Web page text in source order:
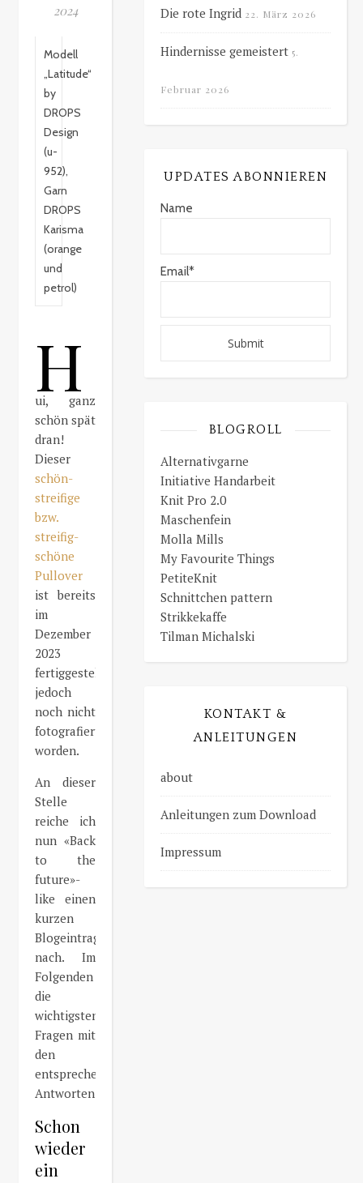
2024
Modell
„Latitude“
by
DROPS
Design
(u-
952),
Garn
DROPS
Karisma
(orange
und
petrol)
H
ui, ganz
schön spät
dran!
Dieser
schön-
streifige
bzw.
streifig-
schöne
Pullover
ist bereits
im
Dezember
2023
fertiggestellt,
jedoch
noch nicht
fotografiert
worden.
An dieser
Stelle
reiche ich
nun «Back
to the
future»-
like einen
kurzen
Blogeintrag
nach. Im
Folgenden
die
wichtigsten
Fragen mit
den
entsprechenden
Antworten.
Schon
wieder
ein
Die rote Ingrid 22. März 2026
Hindernisse gemeistert 5.
Februar 2026
UPDATES ABONNIEREN
Name
Email*
BLOGROLL
Alternativgarne
Initiative Handarbeit
Knit Pro 2.0
Maschenfein
Molla Mills
My Favourite Things
PetiteKnit
Schnittchen pattern
Strikkekaffe
Tilman Michalski
KONTAKT &
ANLEITUNGEN
about
Anleitungen zum Download
Impressum